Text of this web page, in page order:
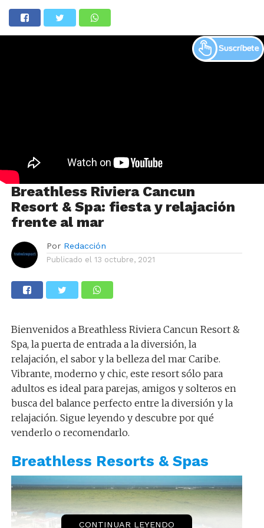
Breathless Riviera Cancun
Resort & Spa: fiesta y relajación
frente al mar
Por Redacción
Publicado el 13 octubre, 2021
Bienvenidos a Breathless Riviera Cancun Resort &
Spa, la puerta de entrada a la diversión, la
relajación, el sabor y la belleza del mar Caribe.
Vibrante, moderno y chic, este resort sólo para
adultos es ideal para parejas, amigos y solteros en
busca del balance perfecto entre la diversión y la
relajación. Sigue leyendo y descubre por qué
venderlo o recomendarlo.
Breathless Resorts & Spas
CONTINUAR LEYENDO